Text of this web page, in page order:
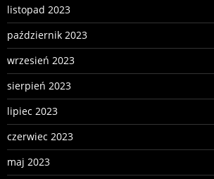
listopad 2023
październik 2023
wrzesień 2023
sierpień 2023
lipiec 2023
czerwiec 2023
maj 2023